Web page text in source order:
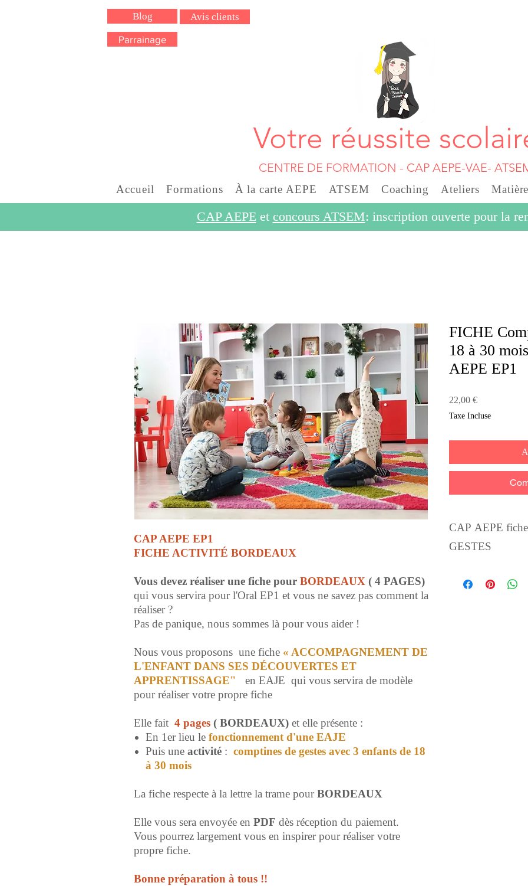
Blog Avis clients
Parrainage
Votre réussite
CENTRE DE FORMATION - CAP AEPE-VAE-
Accueil Formations À la carte AEPE ATSEM Coaching Ateliers
CAP AEPEet concours ATSEM: inscription ouverte pour la
CAP AEPE EP1
FICHE ACTIVITÉ BORDEAUX
Vous devez réaliser une fiche pour BORDEAUX ( 4 PAGES)
qui vous servira pour l'Oral EP1 et vous ne savez pas comment la
réaliser ?
Pas de panique, nous sommes là pour vous aider !
Nous vous proposons une fiche « ACCOMPAGNEMENT DE
L'ENFANT DANS SES DÉCOUVERTES ET
APPRENTISSAGE"
en EAJE qui vous servira de modèle
pour réaliser votre propre fiche
Elle fait 4 pages ( BORDEAUX) et elle présente :
En 1er lieu le fonctionnement d'une EAJE
Puis une activité : comptines de gestes avec 3 enfants de 18
à 30 mois
La fiche respecte à la lettre la trame pourBORDEAUX
Elle vous sera envoyée en PDF dès réception du paiement.
Vous pourrez largement vous en inspirer pour réaliser votre
propre fiche.
Bonne préparation à tous !!
FICHE
18 à 30
AEPE EP1
22,00 €Prix
Taxe Incluse
CAP AEPE
GESTES
En 1er lieu le